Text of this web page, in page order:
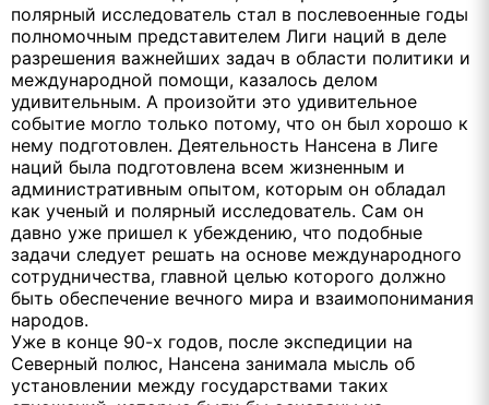
полярный исследователь стал в послевоенные годы
полномочным представителем Лиги наций в деле
разрешения важнейших задач в области политики и
международной помощи, казалось делом
удивительным. А произойти это удивительное
событие могло только потому, что он был хорошо к
нему подготовлен. Деятельность Нансена в Лиге
наций была подготовлена всем жизненным и
административным опытом, которым он обладал
как ученый и полярный исследователь. Сам он
давно уже пришел к убеждению, что подобные
задачи следует решать на основе международного
сотрудничества, главной целью которого должно
быть обеспечение вечного мира и взаимопонимания
народов.
Уже в конце 90-х годов, после экспедиции на
Северный полюс, Нансена занимала мысль об
установлении между государствами таких